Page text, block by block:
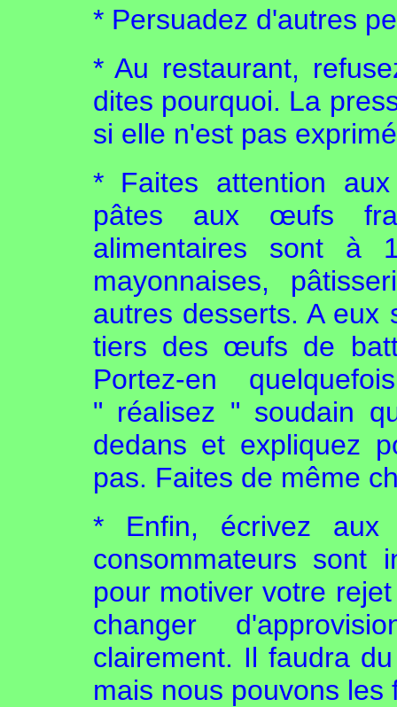
* Persuadez d'autres
* Au restaurant,
dites pourquoi. La
si elle n'est pas
* Faites attention
pâtes aux œufs
alimentaires sont à
mayonnaises,
autres desserts. A eux
tiers des œufs de
Portez-en
" réalisez " soudain
dedans et expliquez
pas. Faites de même
* Enfin, écrivez aux
consommateurs sont
pour motiver votre
changer
clairement. Il faudra
mais nous pouvons les